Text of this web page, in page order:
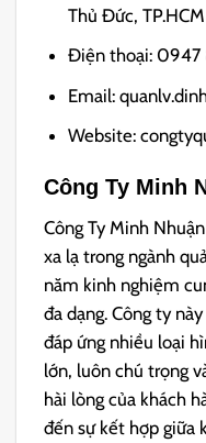
Thủ Đức, TP.HCM
Điện thoại:
Email:
Website:
Công Ty Minh
Công Ty Minh
xa lạ trong ngành
năm kinh nghiệm
đa dạng. Công ty
đáp ứng nhiều loại
lớn, luôn chú trọng
hài lòng của khách
đến sự kết hợp giữa